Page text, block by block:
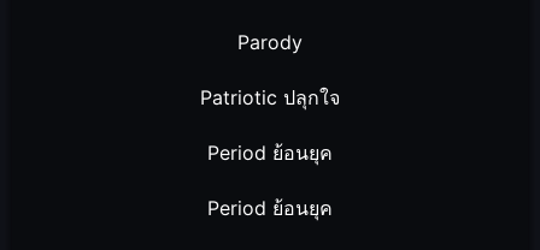
Parody
Patriotic ปลุกใจ
Period ย้อนยุค
Period ย้อนยุค